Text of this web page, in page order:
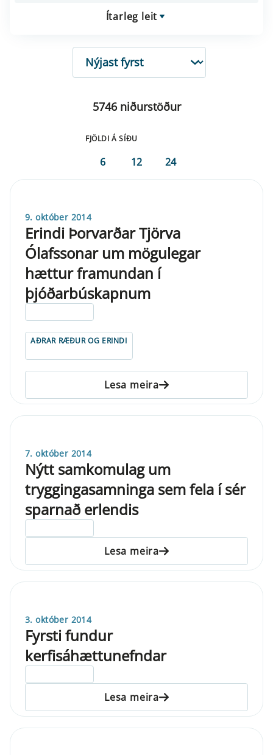
Ítarleg leit
RÖÐUN
5746 niðurstöður
FJÖLDI Á SÍÐU
6 12 24
9. október 2014
Erindi Þorvarðar Tjörva
Ólafssonar um mögulegar
hættur framundan í
þjóðarbúskapnum
AÐRAR RÆÐUR OG ERINDI
Lesa meira
7. október 2014
Nýtt samkomulag um
tryggingasamninga sem fela í sér
sparnað erlendis
Lesa meira
3. október 2014
Fyrsti fundur
kerfisáhættunefndar
Lesa meira